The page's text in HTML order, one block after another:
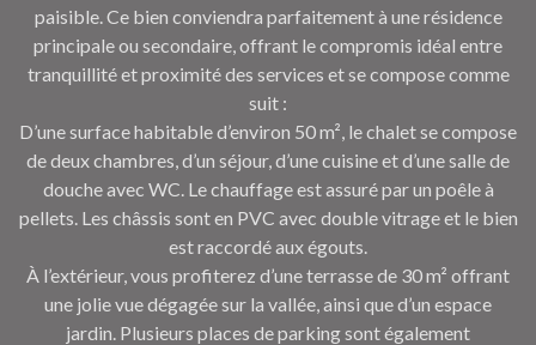
paisible. Ce bien conviendra parfaitement à une résidence
principale ou secondaire, offrant le compromis idéal entre
tranquillité et proximité des services et se compose comme
suit :
D’une surface habitable d’environ 50 m², le chalet se compose
de deux chambres, d’un séjour, d’une cuisine et d’une salle de
douche avec WC. Le chauffage est assuré par un poêle à
pellets. Les châssis sont en PVC avec double vitrage et le bien
est raccordé aux égouts.
À l’extérieur, vous profiterez d’une terrasse de 30 m² offrant
une jolie vue dégagée sur la vallée, ainsi que d’un espace
jardin. Plusieurs places de parking sont également